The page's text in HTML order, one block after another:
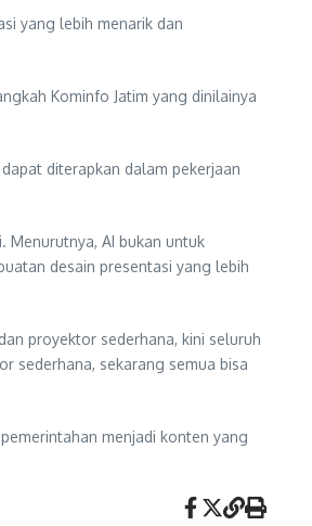
yang lebih menarik dan
Kominfo Jatim yang dinilainya
diterapkan dalam pekerjaan
Menurutnya, AI bukan untuk
desain presentasi yang lebih
proyektor sederhana, kini seluruh
sederhana, sekarang semua bisa
menjadi konten yang